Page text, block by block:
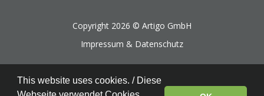
Copyright 2026 © Artigo GmbH
Impressum & Datenschutz
This website uses cookies. / Diese